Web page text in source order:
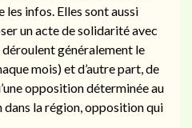
les infos. Elles sont aussi
un acte de solidarité avec
déroulent généralement le
mois) et d’autre part, de
opposition déterminée au
la région, opposition qui